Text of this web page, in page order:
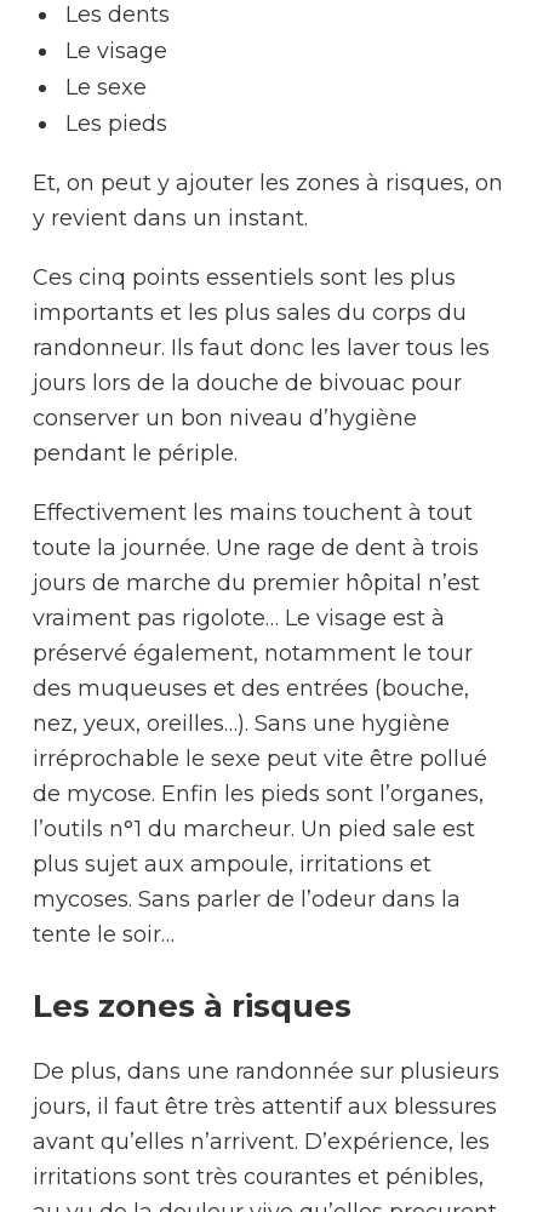
Les dents
Le visage
Le sexe
Les pieds
Et, on peut y ajouter les zones à risques, on
y revient dans un instant.
Ces cinq points essentiels sont les plus
importants et les plus sales du corps du
randonneur. Ils faut donc les laver tous les
jours lors de la douche de bivouac pour
conserver un bon niveau d’hygiène
pendant le périple.
Effectivement les mains touchent à tout
toute la journée. Une rage de dent à trois
jours de marche du premier hôpital n’est
vraiment pas rigolote… Le visage est à
préservé également, notamment le tour
des muqueuses et des entrées (bouche,
nez, yeux, oreilles…). Sans une hygiène
irréprochable le sexe peut vite être pollué
de mycose. Enfin les pieds sont l’organes,
l’outils n°1 du marcheur. Un pied sale est
plus sujet aux ampoule, irritations et
mycoses. Sans parler de l’odeur dans la
tente le soir…
Les zones à risques
De plus, dans une randonnée sur plusieurs
jours, il faut être très attentif aux blessures
avant qu’elles n’arrivent. D’expérience, les
irritations sont très courantes et pénibles,